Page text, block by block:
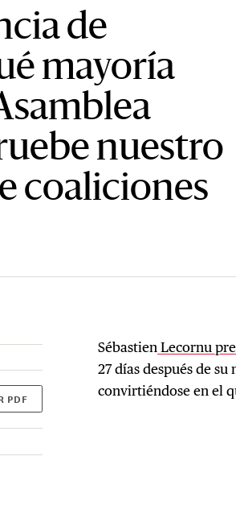
de
mayoría
nuestro
coaliciones
PDF
SébastienLecornu
27 días después de
convirtiéndose en el